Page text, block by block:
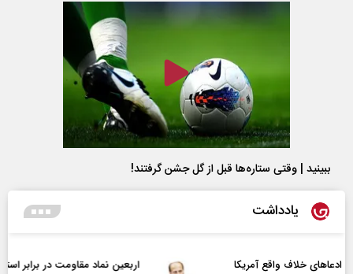
ببینید | وقتی ستاره‌ها قبل از گل جشن گرفتند!
یادداشت
اربعین نماد مقاومت در برابر استکبار‌